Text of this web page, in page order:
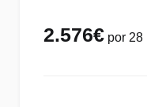
2.576€ por 28